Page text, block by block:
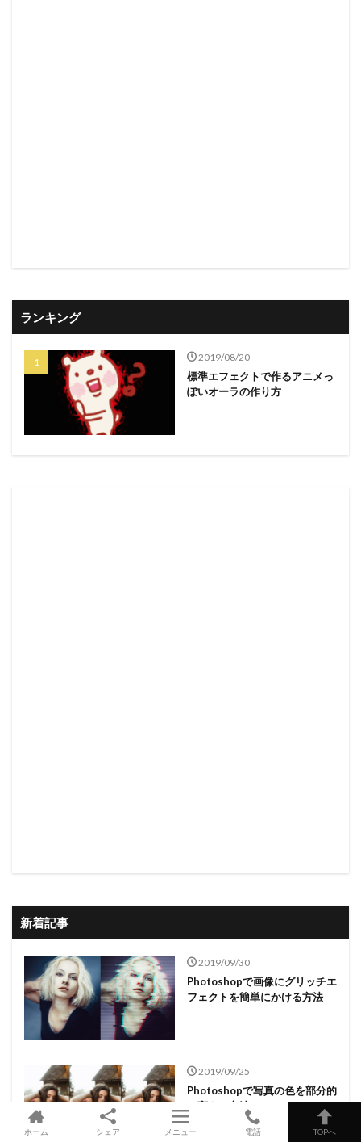
ランキング
2019/08/20
標準エフェクトで作るアニメっ
ぽいオーラの作り方
新着記事
2019/09/30
Photoshopで画像にグリッチエ
フェクトを簡単にかける方法
2019/09/25
Photoshopで写真の色を部分的
に変える方法
ホーム シェア メニュー 電話 TOPへ